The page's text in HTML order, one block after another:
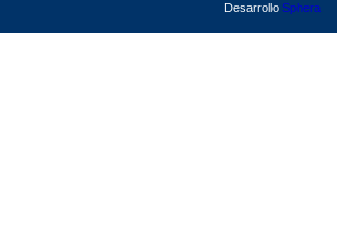
Desarrollo Sphera